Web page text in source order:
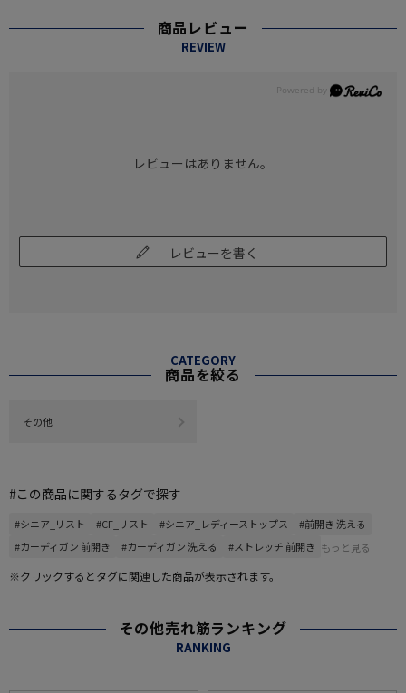
商品レビュー
REVIEW
レビューはありません。
レビューを書く
CATEGORY
商品を絞る
その他
#この商品に関するタグで探す
#シニア_リスト #CF_リスト #シニア_レディーストップス
#前開き 洗える
#カーディガン 前開き
#カーディガン 洗える #ストレッチ 前開き もっと見る
※クリックするとタグに関連した商品が表示されます。
その他売れ筋ランキング
RANKING